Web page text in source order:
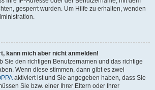
gesperrt wurden. Um Hilfe zu erhalten, wenden
kann mich aber nicht anmelden!
Sie den richtigen Benutzernamen und das richtige
Wenn diese stimmen, dann gibt es zwei
aktiviert ist und Sie angegeben haben, dass Sie
Sie bzw. einer Ihrer Eltern oder Ihrer